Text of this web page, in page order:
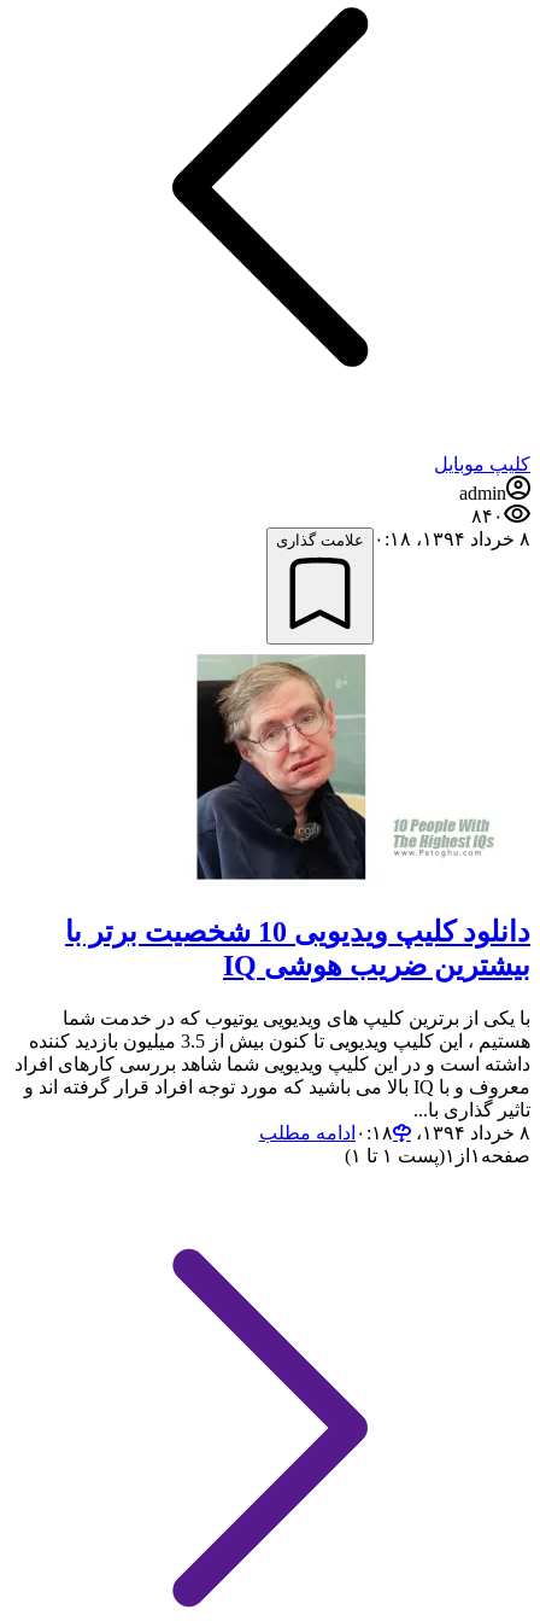
کلیپ موبایل
admin
۸۴۰
۸ خرداد ۱۳۹۴،‏ ۰:۱۸
علامت گذاری
دانلود کلیپ ویدیویی 10 شخصیت برتر با
بیشترین ضریب هوشی IQ
با یکی از برترین کلیپ های ویدیویی یوتیوب که در خدمت شما
هستیم ، این کلیپ ویدیویی تا کنون بیش از 3.5 میلیون بازدید کننده
داشته است و در این کلیپ ویدیویی شما شاهد بررسی کارهای افراد
معروف و با IQ بالا می باشید که مورد توجه افراد قرار گرفته اند و
تاثیر گذاری با...
۸ خرداد ۱۳۹۴،‏ ۰:۱۸
ادامه مطلب
صفحه ۱ از ۱(پست ۱ تا ۱)